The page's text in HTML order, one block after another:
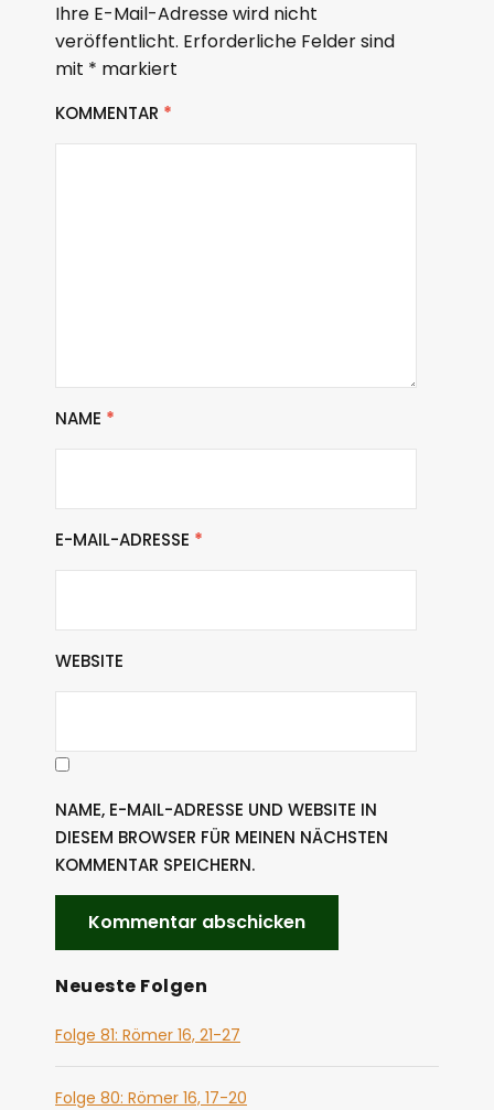
Ihre E-Mail-Adresse wird nicht
veröffentlicht. Erforderliche Felder sind
mit * markiert
KOMMENTAR *
NAME *
E-MAIL-ADRESSE *
WEBSITE
NAME, E-MAIL-ADRESSE UND WEBSITE IN
DIESEM BROWSER FÜR MEINEN NÄCHSTEN
KOMMENTAR SPEICHERN.
Neueste Folgen
Folge 81: Römer 16, 21-27
Folge 80: Römer 16, 17-20